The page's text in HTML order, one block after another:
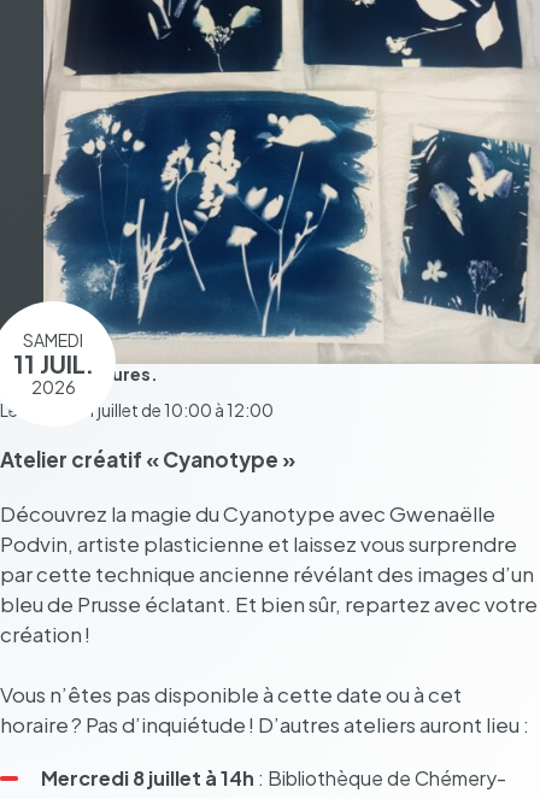
SAMEDI
11 JUIL.
2026
Pendant 2 heures.
Le samedi 11 juillet de 10:00 à 12:00
Atelier créa­tif « Cyano­type »
Décou­vrez la magie du Cyano­type avec Gwenaëlle
Podvin, artiste plas­ti­cienne et lais­sez vous surprendre
par cette tech­nique ancienne révé­lant des images d’un
bleu de Prusse écla­tant. Et bien sûr, repar­tez avec votre
créa­tion !
Vous n’êtes pas dispo­nible à cette date ou à cet
horaire ? Pas d’inquié­tude ! D’autres ateliers auront lieu :
Mercredi 8 juillet à 14h : Biblio­thèque de Chémery-